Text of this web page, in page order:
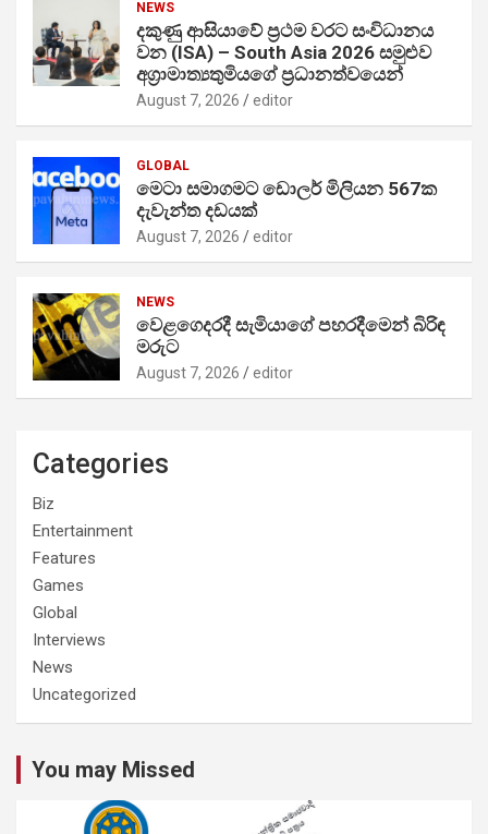
NEWS
දකුණු ආසියාවේ ප්‍රථම වරට සංවිධානය
වන (ISA) – South Asia 2026 සමුළුව
අග්‍රාමාත්‍යතුමියගේ ප්‍රධානත්වයෙන්
August 7, 2026 editor
GLOBAL
මෙටා සමාගමට ඩොලර් මිලියන 567ක
දැවැන්ත දඩයක්
August 7, 2026 editor
NEWS
වෙළගෙදරදී සැමියාගේ පහරදීමෙන් බිරිඳ
මරුට
August 7, 2026 editor
Categories
Biz
Entertainment
Features
Games
Global
Interviews
News
Uncategorized
You may Missed